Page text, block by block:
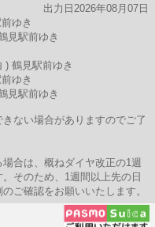
出力日2026年08月07日
ゆき
見駅前ゆき
鶴見駅前ゆき
ゆき
見駅前ゆき
ない場合がありますのでご了
合は、概ねダイヤ改正の1週
そのため、1週間以上先の日
ご確認をお願いいたします。